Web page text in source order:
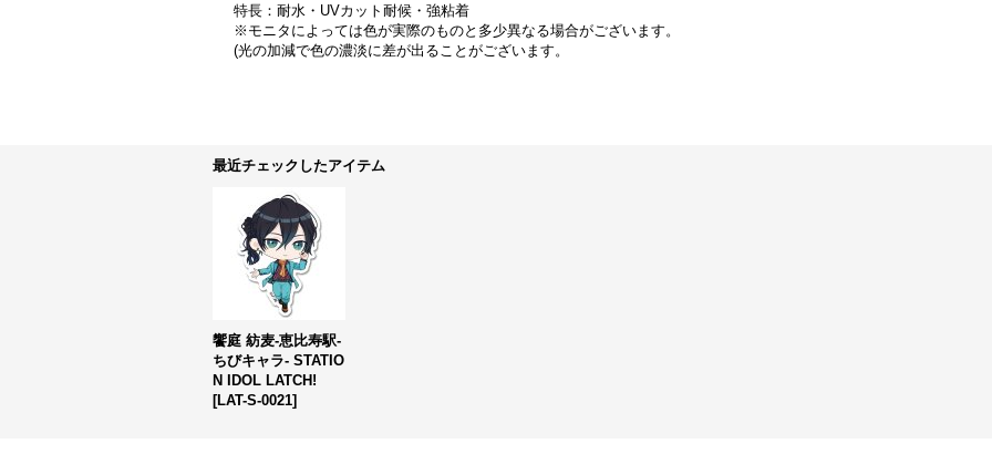
特長：耐水・UVカット耐候・強粘着
※モニタによっては色が実際のものと多少異なる場合がございます。
(光の加減で色の濃淡に差が出ることがございます。
最近チェックしたアイテム
饗庭 紡麦-恵比寿駅-
ちびキャラ- STATIO
N IDOL LATCH!
[LAT-S-0021]